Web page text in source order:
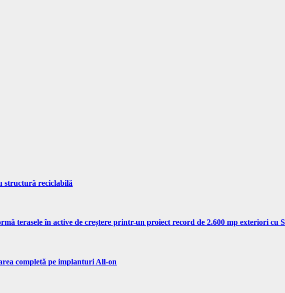
structură reciclabilă
terasele în active de creștere printr-un proiect record de 2.600 mp exteriori cu
completă pe implanturi All-on